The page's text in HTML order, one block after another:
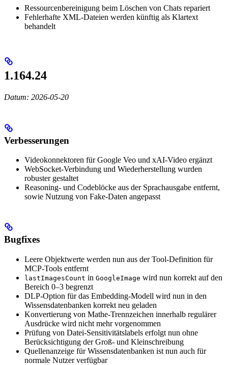
Ressourcenbereinigung beim Löschen von Chats repariert
Fehlerhafte XML-Dateien werden künftig als Klartext
behandelt
1.164.24
Datum: 2026-05-20
Verbesserungen
Videokonnektoren für Google Veo und xAI-Video ergänzt
WebSocket-Verbindung und Wiederherstellung wurden
robuster gestaltet
Reasoning- und Codeblöcke aus der Sprachausgabe entfernt,
sowie Nutzung von Fake-Daten angepasst
Bugfixes
Leere Objektwerte werden nun aus der Tool-Definition für
MCP-Tools entfernt
lastImagesCount in GoogleImage wird nun korrekt auf den
Bereich 0–3 begrenzt
DLP-Option für das Embedding-Modell wird nun in den
Wissensdatenbanken korrekt neu geladen
Konvertierung von Mathe-Trennzeichen innerhalb regulärer
Ausdrücke wird nicht mehr vorgenommen
Prüfung von Datei-Sensitivitätslabels erfolgt nun ohne
Berücksichtigung der Groß- und Kleinschreibung
Quellenanzeige für Wissensdatenbanken ist nun auch für
normale Nutzer verfügbar